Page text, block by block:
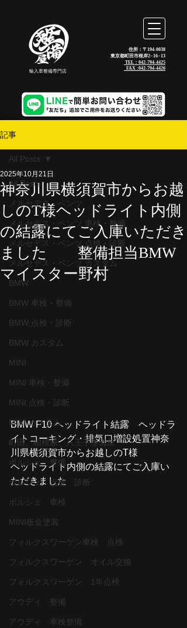
輸入車整備専門店
住所：〒194-0038
東京都町田市根岸2−16−13
TEL：042-794-4425
_FAX :042-794-4426
記事
All Posts
メルセデス・ベンツ
メルセデス・ベンツ 車検・整備
メルセデス・ベンツ 点検・診断
メルセデス・ベンツ カスタム
BMW
BMW 車検・整備
BMW 点検・診断
BMW カスタム
MINI
MINI 車検・整備
MINI 点検・診断
MINI カスタム
町田、相模原、八王子整備屋
ポルシェ 整備
ポルシェ 点検 診断
ポルシェ 車検
MINI板金塗装
フォルクスワーゲン車検 点検
フォルクスワーゲン オイル交換
フォルクスワーゲン 1年点検
アウディ 整備
アウディ 車検整備
All Posts
神奈川県横須賀市からお越
しのT様ヘッドライト内側
の結露にてご入庫いただき
ました 整備担当BMW
マイスター野村
2025年10月21日
BMW F10 ヘッドライト結露　ヘッドラ
イトコーキング・排気口増設処置神奈
川県横須賀市からお越しのT様
ヘッドライト内側の結露にてご入庫い
ただきました